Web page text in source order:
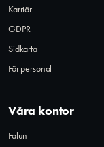
Karriär
GDPR
Sidkarta
För personal
Våra kontor
Falun